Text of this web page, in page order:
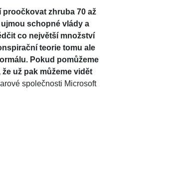
zhruba 70 až
schopné vlády a
co největší množství
teorie tomu ale
Pokud pomůžeme
už pak můžeme vidět
společnosti Microsoft